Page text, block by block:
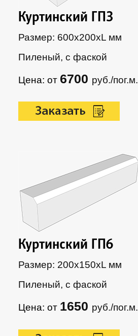
Куртинский ГП3
Размер: 600х200xL мм
Пиленый, с фаской
Цена: от 6700 руб./пог.м.
Куртинский ГП6
Размер: 200х150xL мм
Пиленый, с фаской
Цена: от 1650 руб./пог.м.